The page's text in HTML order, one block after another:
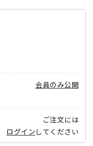
会員のみ公開
ご注文には
ログイン してください